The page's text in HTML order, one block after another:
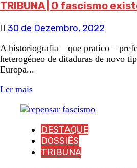
TRIBUNA | O fascismo
30 de Dezembro, 2022
A historiografia – que pratico –
heterogéneo de ditaduras de novo
Europa...
Ler mais
DESTAQUE
DOSSIÊS
TRIBUNA